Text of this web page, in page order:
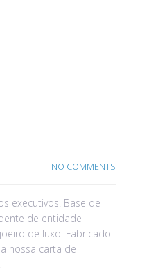
NO COMMENTS
executivos. Base de
de entidade
de luxo. Fabricado
nossa carta de